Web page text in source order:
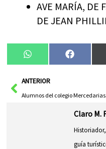
AVE MARÍA, DE
DE JEAN
Compartir
en
WhatsApp
en
AntANTERIOR
Claro M.
guía